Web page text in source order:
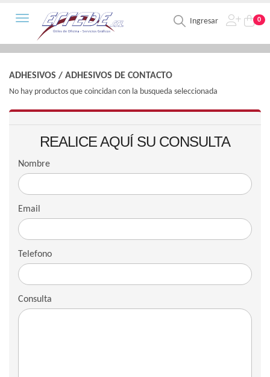
Ingresar 0
Toggle navigation
ADHESIVOS / ADHESIVOS DE CONTACTO
No hay productos que coincidan con la busqueda seleccionada
REALICE AQUÍ SU CONSULTA
Nombre
Email
Telefono
Consulta